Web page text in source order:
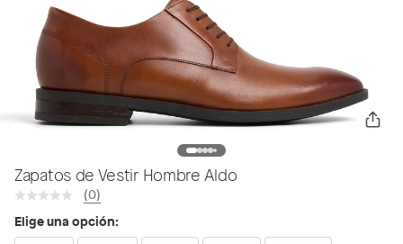
Zapatos de Vestir Hombre Aldo
(0)
Elige una opción: